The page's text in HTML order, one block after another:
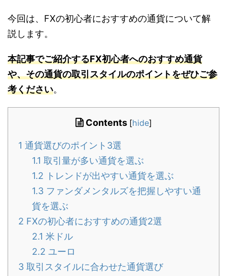
今回は、FXの初心者におすすめの通貨について解
説します。
本記事でご紹介するFX初心者へのおすすめ通貨
や、その通貨の取引スタイルのポイントをぜひご参
考ください。
Contents [hide]
1 通貨選びのポイント3選
1.1 取引量が多い通貨を選ぶ
1.2 トレンドが出やすい通貨を選ぶ
1.3 ファンダメンタルズを把握しやすい通
貨を選ぶ
2 FXの初心者におすすめの通貨2選
2.1 米ドル
2.2 ユーロ
3 取引スタイルに合わせた通貨選び